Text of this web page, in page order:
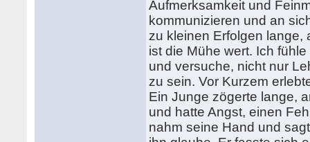
Aufmerksamkeit und
kommunizieren und an
zu kleinen Erfolgen lange,
ist die Mühe wert. Ich
und versuche, nicht nur
zu sein. Vor Kurzem
Ein Junge zögerte lange,
und hatte Angst, einen
nahm seine Hand und